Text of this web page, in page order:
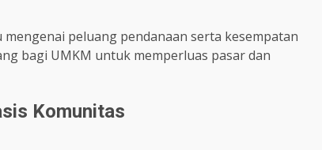
peluang pendanaan serta kesempatan
bagi UMKM untuk memperluas pasar dan
Komunitas